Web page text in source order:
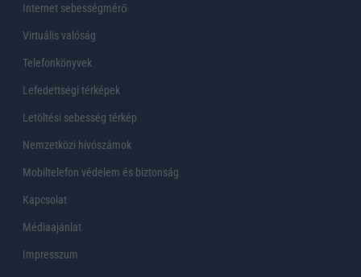
Internet sebességmérő
Virtuális valóság
Telefonkönyvek
Lefedettségi térképek
Letöltési sebesség térkép
Nemzetközi hívószámok
Mobiltelefon védelem és biztonság
Kapcsolat
Médiaajánlat
Impresszum